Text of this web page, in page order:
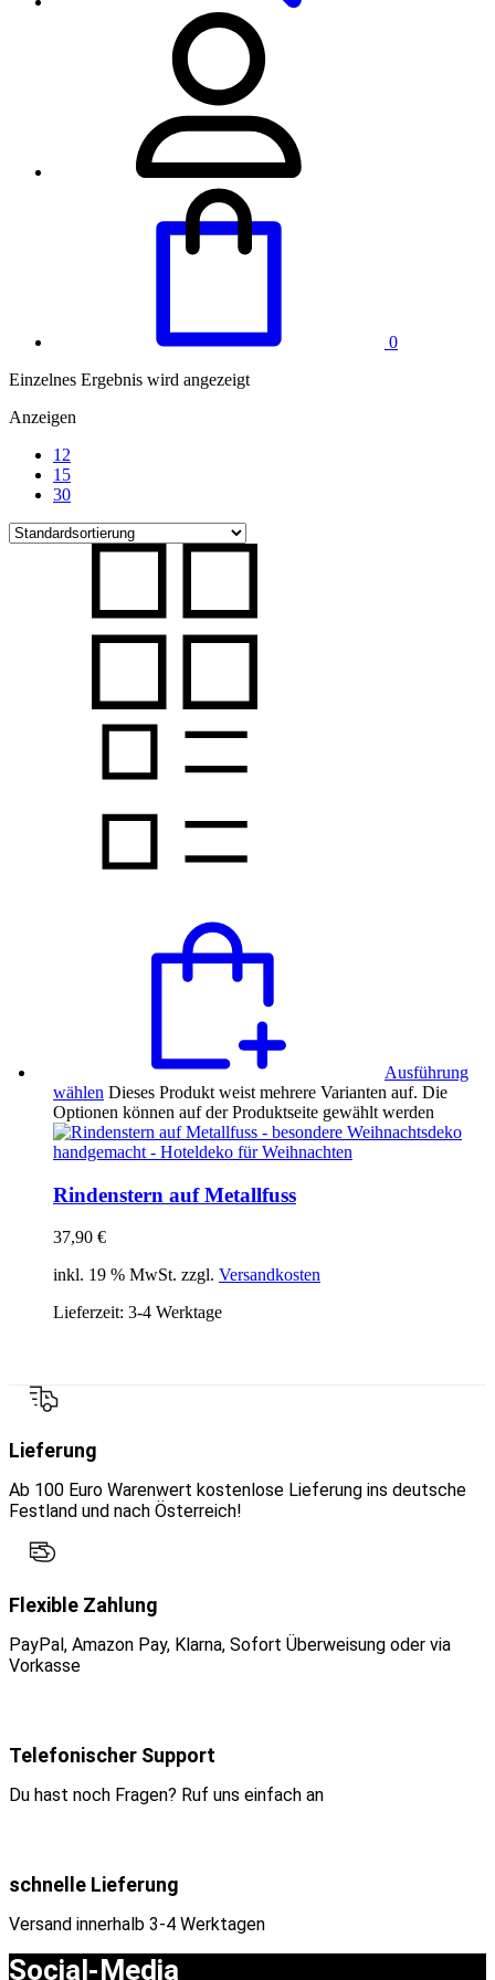
0
Einzelnes Ergebnis wird angezeigt
Anzeigen
12
15
30
Ausführung
wählen Dieses Produkt weist mehrere Varianten auf. Die
Optionen können auf der Produktseite gewählt werden
Rindenstern auf Metallfuss
37,90 €
inkl. 19 % MwSt. zzgl. Versandkosten
Lieferzeit: 3-4 Werktage
Lieferung
Ab 100 Euro Warenwert kostenlose Lieferung ins deutsche
Festland und nach Österreich!
Flexible Zahlung
PayPal, Amazon Pay, Klarna, Sofort Überweisung oder via
Vorkasse
Telefonischer Support
Du hast noch Fragen? Ruf uns einfach an
schnelle Lieferung
Versand innerhalb 3-4 Werktagen
Social-Media